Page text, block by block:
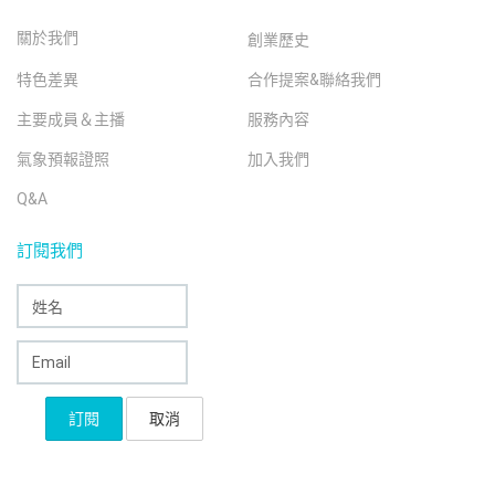
關於我們 創業歷史
特色差異 合作提案&聯絡我們
主要成員＆主播 服務內容
氣象預報證照 加入我們
Q&A
訂閱我們